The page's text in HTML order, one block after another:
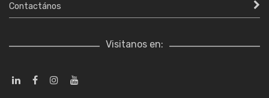
Contactános
Visitanos en: